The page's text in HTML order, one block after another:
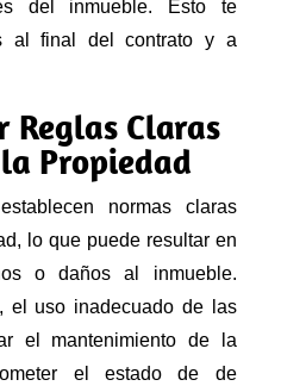
del inmueble. Esto te
al final del contrato y a
Reglas Claras
Propiedad
normas claras
lo que puede resultar en
o daños al inmueble.
el uso inadecuado de las
el mantenimiento de la
el estado de de